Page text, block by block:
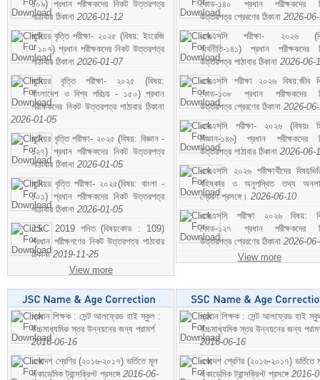
১০৯) প্রধান পরীক্ষকদের নিকট উত্তরপত্র
পাঠাবার ঠিকানা 2026-01-12
জুনিয়র বৃত্তি পরীক্ষা- ২০২৫ (বিষয়: ইংরেজি
- ১০৭) প্রধান পরীক্ষকদের নিকট উত্তরপত্র
পাঠাবার ঠিকানা 2026-01-07
জুনিয়র বৃত্তি পরীক্ষা- ২০২৫ (বিষয়:
বাংলাদেশ ও বিশ্ব পরিচয় - ১৫০) প্রধান
পরীক্ষকদের নিকট উত্তরপত্র পাঠাবার ঠিকানা
2026-01-05
জুনিয়র বৃত্তি পরীক্ষা- ২০২৫ (বিষয়: বিজ্ঞান -
১২৭) প্রধান পরীক্ষকদের নিকট উত্তরপত্র
পাঠাবার ঠিকানা 2026-01-05
জুনিয়র বৃত্তি পরীক্ষা- ২০২৫(বিষয়: বাংলা -
১০১) প্রধান পরীক্ষকদের নিকট উত্তরপত্র
পাঠাবার ঠিকানা 2026-01-05
JSC 2019 গনিত (বিষয়কোড : 109)
প্রধান পরীক্ষগণের নিকট উত্তরপত্র পাঠাবার
ঠিকানা2019-11-25
View more
কোড-১৪০ প্রধান পরীক্ষকদের
উত্তরপত্র প্রেরণের ঠিকানা 2026-
এসএসসি পরীক্ষা- ২০২৬
অর্থনীতি-১৪১) প্রধান পরীক্ষকদের
উত্তরপত্র পাঠাবার ঠিকানা 2026-06-
এসএসসি পরীক্ষা ২০২৬ বিষয়:জীব
কোড-১৩৮ প্রধান পরীক্ষকদের
উত্তরপত্র প্রেরণের ঠিকানা 2026-
এসএসসি পরীক্ষা- ২০২৬ (বিষয়ঃ
বিজ্ঞান-১৪৬) প্রধান পরীক্ষকদের
উত্তরপত্র পাঠাবার ঠিকানা 2026-06-
এসএসসি ২০২৬ পরীক্ষার্থীদের
বহিষ্কার ও অনুপস্থিত তথ্য
প্রেরণ প্রসঙ্গে। 2026-06-10
এসএসসি পরীক্ষা ২০২৬ বিষয়:
কোড-১২৭ প্রধান পরীক্ষকদের
উত্তরপত্র প্রেরণের ঠিকানা 2026-
View more
প্রধান শিক্ষক : সেন্ট আলফ্রেড হাই স্কুল :
উচ্চমাধ্যমিক স্তর উন্নয়নের জন্য পরামর্শ
2016-06-16
একাদশ শ্রেণির (২০১৬-২০১৭) ভর্তিতে মূল
একাডেমিক ট্রান্সক্রিপ্ট প্রসঙ্গে 2016-06-
প্রধান শিক্ষক : সেন্ট আলফ্রেড হাই
উচ্চমাধ্যমিক স্তর উন্নয়নের জন্য
2016-06-16
একাদশ শ্রেণির (২০১৬-২০১৭) ভর্তিতে
একাডেমিক ট্রান্সক্রিপ্ট প্রসঙ্গে 2016-